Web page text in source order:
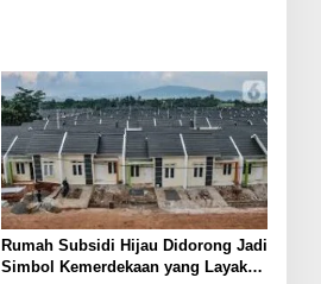
Rumah Subsidi Hijau Didorong Jadi
Simbol Kemerdekaan yang Layak